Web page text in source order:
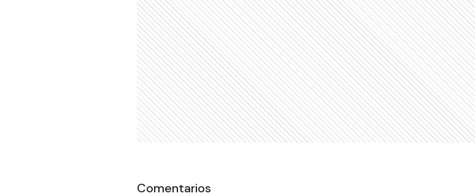
Comentarios